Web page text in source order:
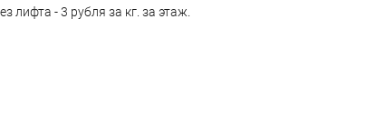
лифта - 3 рубля за кг. за этаж.